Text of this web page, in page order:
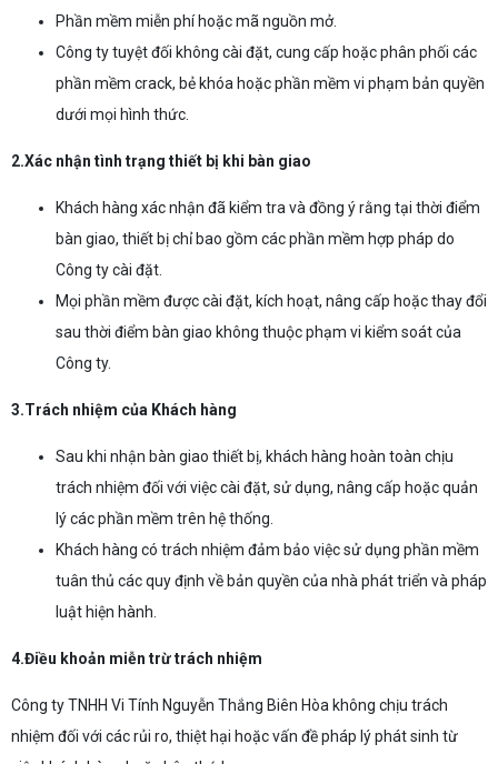
Phần mềm miễn phí hoặc mã nguồn mở.
Công ty tuyệt đối không cài đặt, cung cấp hoặc phân phối các
phần mềm crack, bẻ khóa hoặc phần mềm vi phạm bản quyền
dưới mọi hình thức.
2.Xác nhận tình trạng thiết bị khi bàn giao
Khách hàng xác nhận đã kiểm tra và đồng ý rằng tại thời điểm
bàn giao, thiết bị chỉ bao gồm các phần mềm hợp pháp do
Công ty cài đặt.
Mọi phần mềm được cài đặt, kích hoạt, nâng cấp hoặc thay đổi
sau thời điểm bàn giao không thuộc phạm vi kiểm soát của
Công ty.
3.Trách nhiệm của Khách hàng
Sau khi nhận bàn giao thiết bị, khách hàng hoàn toàn chịu
trách nhiệm đối với việc cài đặt, sử dụng, nâng cấp hoặc quản
lý các phần mềm trên hệ thống.
Khách hàng có trách nhiệm đảm bảo việc sử dụng phần mềm
tuân thủ các quy định về bản quyền của nhà phát triển và pháp
luật hiện hành.
4.Điều khoản miễn trừ trách nhiệm
Công ty TNHH Vi Tính Nguyễn Thắng Biên Hòa không chịu trách
nhiệm đối với các rủi ro, thiệt hại hoặc vấn đề pháp lý phát sinh từ